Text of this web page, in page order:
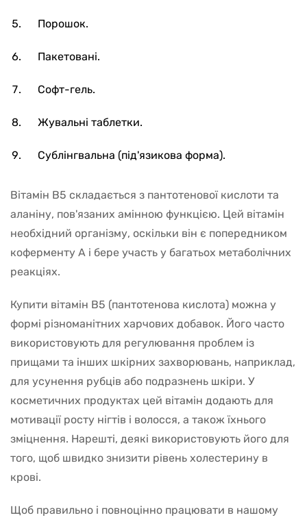
Порошок.
Пакетовані.
Софт-гель.
Жувальні таблетки.
Сублінгвальна (під'язикова форма).
Вітамін В5 складається з пантотенової кислоти та
аланіну, пов'язаних амінною функцією. Цей вітамін
необхідний організму, оскільки він є попередником
коферменту А і бере участь у багатьох метаболічних
реакціях.
Купити вітамін В5 (пантотенова кислота) можна у
формі різноманітних харчових добавок. Його часто
використовують для регулювання проблем із
прищами та інших шкірних захворювань, наприклад,
для усунення рубців або подразнень шкіри. У
косметичних продуктах цей вітамін додають для
мотивації росту нігтів і волосся, а також їхнього
зміцнення. Нарешті, деякі використовують його для
того, щоб швидко знизити рівень холестерину в
крові.
Щоб правильно і повноцінно працювати в нашому